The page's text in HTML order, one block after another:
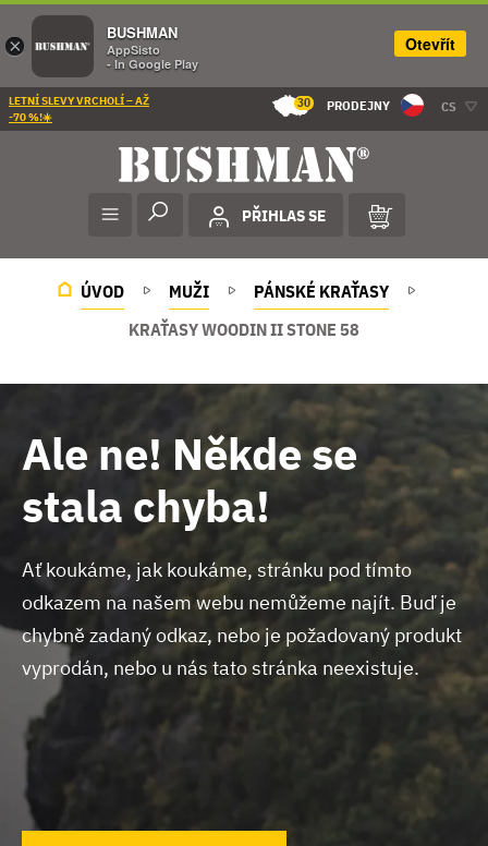
LETNÍ SLEVY VRCHOLÍ – AŽ
-70 %!☀️
30 PRODEJNY CS
PŘIHLAS SE
ÚVOD MUŽI
PÁNSKÉ KRAŤASY
KRAŤASY WOODIN II STONE 58
Ale ne! Někde se
stala chyba!
Ať koukáme, jak koukáme, stránku pod tímto
odkazem na našem webu nemůžeme najít. Buď je
chybně zadaný odkaz, nebo je požadovaný produkt
vyprodán, nebo u nás tato stránka neexistuje.
×
BUSHMAN
AppSisto
- In Google Play
Otevřít